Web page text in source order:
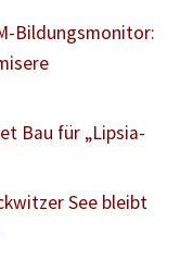
Bildungsmonitor:
Bau für „Lipsia-
See bleibt